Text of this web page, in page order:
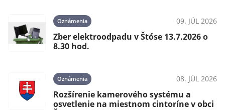
Oznámenia 09. JÚL 2026
Zber elektroodpadu v Štóse 13.7.2026 o
8.30 hod.
Oznámenia 08. JÚL 2026
Rozšírenie kamerového systému a
osvetlenie na miestnom cintoríne v obci